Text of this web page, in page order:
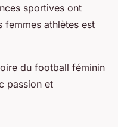
sportives ont
femmes athlètes est
du football féminin
passion et